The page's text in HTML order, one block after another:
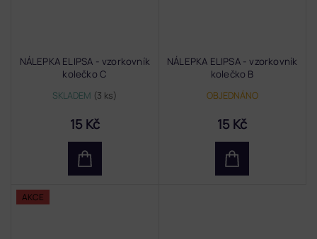
NÁLEPKA ELIPSA - vzorkovník
kolečko C
SKLADEM (3 ks)
15 Kč
NÁLEPKA ELIPSA - vzorkovník
kolečko B
OBJEDNÁNO
15 Kč
AKCE